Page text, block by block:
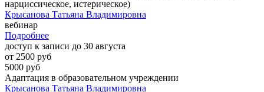
нарциссическое, истерическое)
Крысанова Татьяна Владимировна
вебинар
Подробнее
доступ к записи до 30 августа
от 2500 руб
5000 руб
Адаптация в образовательном учреждении
Крысанова Татьяна Владимировна